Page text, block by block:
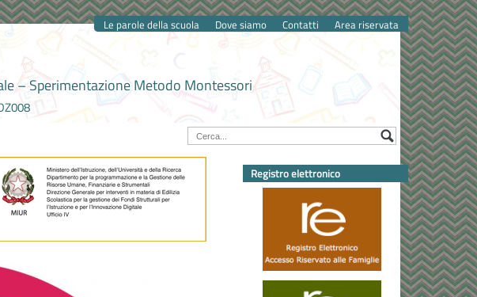
Area riservata
Contatti
Dove siamo
Le parole della scuola
– Sperimentazione Metodo Montessori
Registro elettronico